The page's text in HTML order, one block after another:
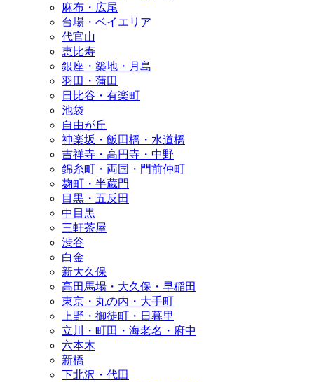
麻布・広尾
台場・ベイエリア
代官山
恵比寿
銀座・築地・月島
羽田・蒲田
日比谷・有楽町
池袋
自由が丘
神楽坂・飯田橋・水道橋
吉祥寺・高円寺・中野
錦糸町・両国・門前仲町
麹町・半蔵門
目黒・五反田
中目黒
三軒茶屋
渋谷
白金
新大久保
高田馬場・大久保・早稲田
東京・丸の内・大手町
上野・御徒町・日暮里
立川・町田・海老名・府中
六本木
新橋
下北沢・代田